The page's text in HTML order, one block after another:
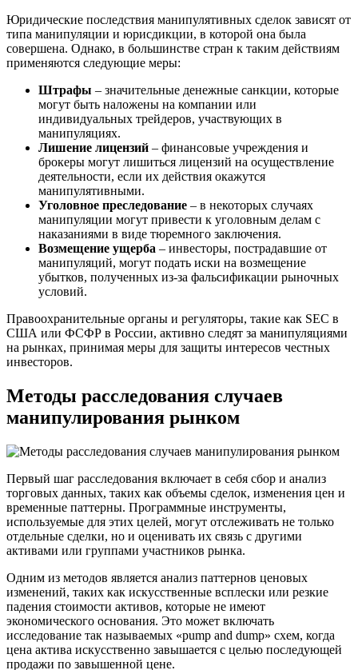
Юридические последствия манипулятивных сделок зависят от
типа манипуляции и юрисдикции, в которой она была
совершена. Однако, в большинстве стран к таким действиям
применяются следующие меры:
Штрафы – значительные денежные санкции, которые
могут быть наложены на компании или
индивидуальных трейдеров, участвующих в
манипуляциях.
Лишение лицензий – финансовые учреждения и
брокеры могут лишиться лицензий на осуществление
деятельности, если их действия окажутся
манипулятивными.
Уголовное преследование – в некоторых случаях
манипуляции могут привести к уголовным делам с
наказаниями в виде тюремного заключения.
Возмещение ущерба – инвесторы, пострадавшие от
манипуляций, могут подать иски на возмещение
убытков, полученных из-за фальсификации рыночных
условий.
Правоохранительные органы и регуляторы, такие как SEC в
США или ФСФР в России, активно следят за манипуляциями
на рынках, принимая меры для защиты интересов честных
инвесторов.
Методы расследования случаев
манипулирования рынком
Первый шаг расследования включает в себя сбор и анализ
торговых данных, таких как объемы сделок, изменения цен и
временные паттерны. Программные инструменты,
используемые для этих целей, могут отслеживать не только
отдельные сделки, но и оценивать их связь с другими
активами или группами участников рынка.
Одним из методов является анализ паттернов ценовых
изменений, таких как искусственные всплески или резкие
падения стоимости активов, которые не имеют
экономического основания. Это может включать
исследование так называемых «pump and dump» схем, когда
цена актива искусственно завышается с целью последующей
продажи по завышенной цене.